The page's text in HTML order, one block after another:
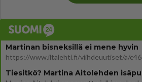
Martinan bisneksillä ei mene hyvin